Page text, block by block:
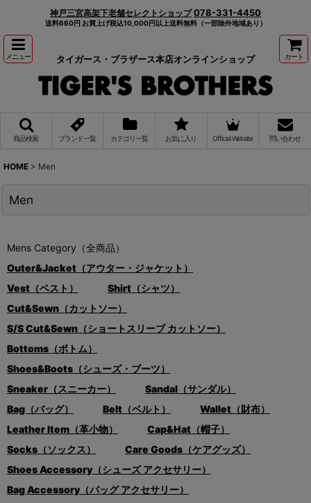
神戸三宮高架下老舗セレクトショップ 078-331-4450
送料660円 お買上げ税込10,000円以上送料無料（一部除外地域あり）
メニュー タイガース・ブラザース本店オンラインショップ カート
商品検索 ブランド一覧 カテゴリ一覧 お気に入り Official Website 問い合わせ
HOME > Men
Men
Mens Category（全商品）
Outer&Jacket（アウター・ジャケット）
Vest（ベスト）
Shirt（シャツ）
Cut&Sewn（カットソー）
S/S Cut&Sewn（ショートスリーブ カットソー）
Bottoms（ボトム）
Shoes&Boots（シューズ・ブーツ）
Sneaker（スニーカー）
Sandal（サンダル）
Bag（バッグ）
Belt（ベルト）
Wallet（財布）
Leather Item（革小物）
Cap&Hat（帽子）
Socks（ソックス）
Care Goods（ケアグッズ）
Shoes Accessory（シューズ アクセサリー）
Bag Accessory（バッグ アクセサリー）